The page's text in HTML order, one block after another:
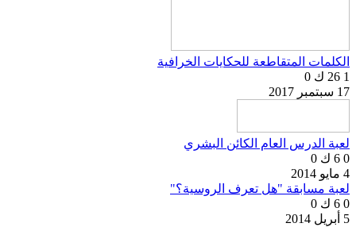
الكلمات المتقاطعة للحكايات الخرافية
1 26 ك
0
17 سبتمبر 2017
لعبة الدرس العام الكائن البشري
0 6 ك
0
4 مايو 2014
لعبة مسابقة "هل تعرف الروسية؟"
0 6 ك
0
5 أبريل 2014